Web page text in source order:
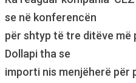
se në konferencën
për shtyp të tre ditëve
Dollapi tha se
importi nis menjëherë për